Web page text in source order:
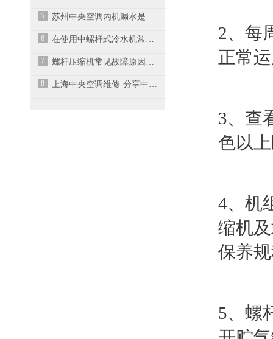
5 苏州中央空调内机漏水是什么原因？
6 在使用中螺杆式冷水机常见故障有哪些呢？
7 螺杆压缩机常见故障原因与维修技术
8 上海中央空调维修-分享中央空调不制冷的常见原
2、每
正常
3、查
色以
4、机
缩机
保养
5、螺